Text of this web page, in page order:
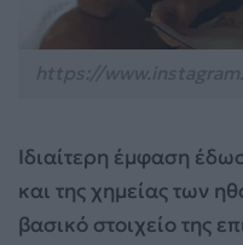
Ιδιαίτερη έμφαση
και της χημείας των
βασικό στοιχείο της